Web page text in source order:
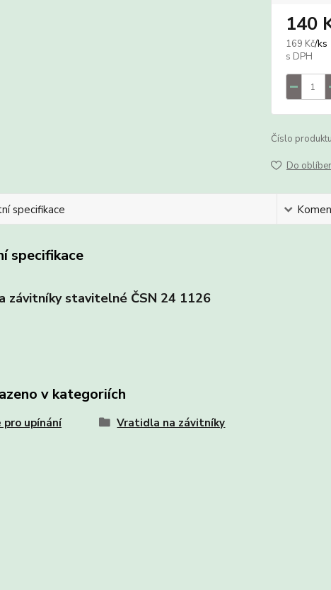
169 Kč/ks
140
Číslo
Do
specifikace
specifikace
závitníky stavitelné ČSN 24 1126
v kategoriích
pro upínání Vratidla na závitníky